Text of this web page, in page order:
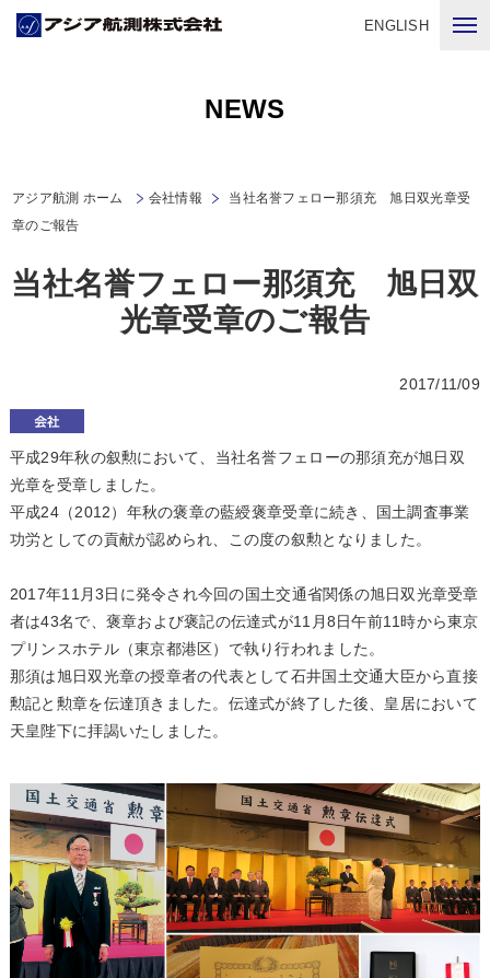
ENGLISH
NEWS
アジア航測 ホーム 会社情報
当社名誉フェロー那須充 旭日双光章受
章のご報告
当社名誉フェロー那須充 旭日双
光章受章のご報告
2017/11/09
平成29年秋の叙勲において、当社名誉フェローの那須充が旭日双
光章を受章しました。
平成24（2012）年秋の褒章の藍綬褒章受章に続き、国土調査事業
功労としての貢献が認められ、この度の叙勲となりました。
2017年11月3日に発令され今回の国土交通省関係の旭日双光章受章
者は43名で、褒章および褒記の伝達式が11月8日午前11時から東京
プリンスホテル（東京都港区）で執り行われました。
那須は旭日双光章の授章者の代表として石井国土交通大臣から直接
勲記と勲章を伝達頂きました。伝達式が終了した後、皇居において
天皇陛下に拝謁いたしました。